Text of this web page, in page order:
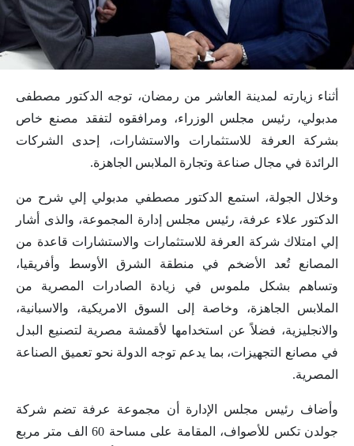
أثناء زيارته لمدينة العاشر من رمضان، توجه الدكتور مصطفى
مدبولي، رئيس مجلس الوزراء، ومرافقوه لتفقد مصنع خاص
بشركة العرفة للاستثمارات والاستشارات، إحدى الشركات
الرائدة في مجال صناعة وتجارة الملابس الجاهزة.
وخلال الجولة، استمع الدكتور مصطفي مدبولي إلي شرح من
الدكتور علاء عرفة، رئيس مجلس إدارة المجموعة، والذى أشار
إلي امتلاك شركة العرفة للاستثمارات والاستشارات قاعدة من
المصانع تُعد الأضخم في منطقة الشرق الأوسط وأفريقيا،
وتساهم بشكل ملموس في زيادة الصادرات المصرية من
الملابس الجاهزة، وخاصة إلى السوق الامريكية، والاسبانية،
والانجليزية، فضلاً عن استخدامها لأقمشة مصرية لتصنيع البدل
في مصانع التجهيزات، بما يدعم توجه الدولة نحو تعميق الصناعة
المصرية.
وأضاف رئيس مجلس الإدارة أن مجموعة عرفة تضم شركة
جولدن تكس للأصواف، المقامة على مساحة 60 الف متر مربع